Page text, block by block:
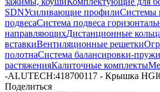
SDNУсиливающие профилиСистемы
подвесаСистема подвеса
направляющихДистанционные
вставкиВентиляционные решетки
полотнаСистема балансировки-
растяженияКалиточные комплекты
-ALUTECH:418700117 - Крышка
Поделиться